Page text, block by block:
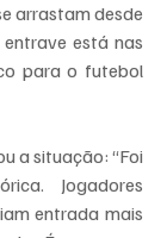
arrastam desde
está nas
para o futebol
a situação: “Foi
Jogadores
entrada mais